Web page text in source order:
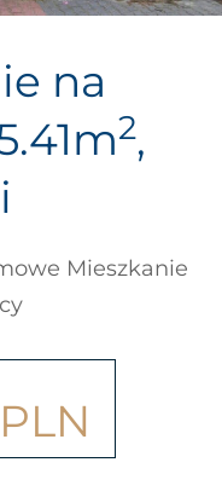
na
2,
Mieszkanie